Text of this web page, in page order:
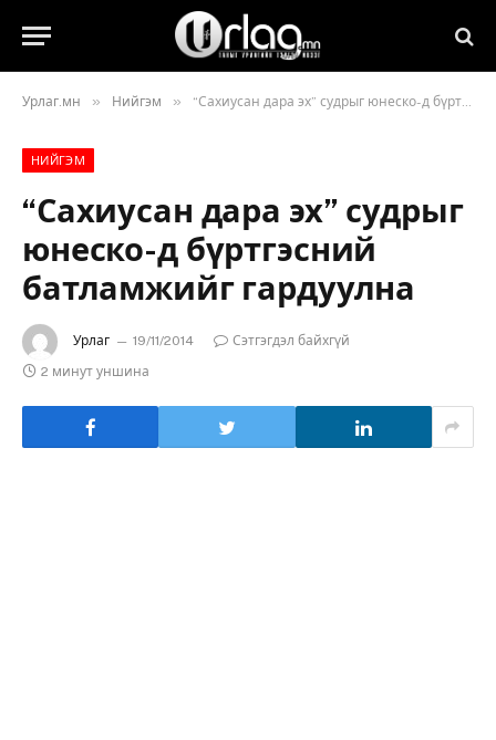
Урлаг.мн » Нийгэм » “Сахиусан дара эх” судрыг юнеско-д бүртгэсний батламжийг гардуулна
НИЙГЭМ
“Сахиусан дара эх” судрыг
юнеско-д бүртгэсний
батламжийг гардуулна
Урлаг 19/11/2014
Сэтгэгдэл байхгүй
2 минут уншина